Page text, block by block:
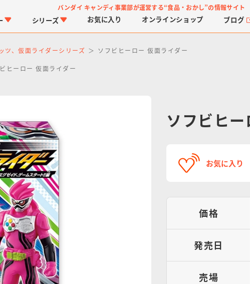
バンダイ キャンディ事業部が運営する“食品・おかし”の情報サイト
リーズ
PROJECT R.E.D.・ス
ーパー戦隊シリーズ
シリーズ
つりグミ
お気に入り オンラインショップ ブログ
ツ、仮面ライダーシリーズ ソフビヒーロー 仮面ライダー
ヒーロー 仮面ライダー
ソフビヒ
お気に入り
価格
発売日
売場